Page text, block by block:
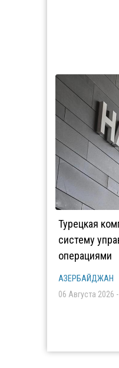
Турецкая
систему
операциями
АЗЕРБАЙДЖАН
06 Августа 2026